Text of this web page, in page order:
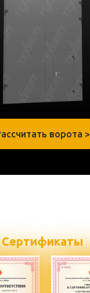
ворота >
Сертификаты